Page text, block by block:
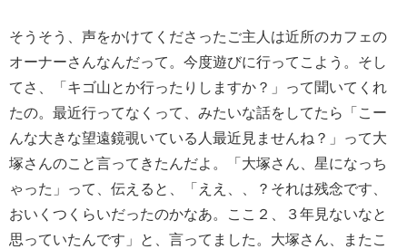
そうそう、声をかけてくださったご主人は近所のカフェの
オーナーさんなんだって。今度遊びに行ってこよう。そし
てさ、「キゴ山とか行ったりしますか？」って聞いてくれ
たの。最近行ってなくって、みたいな話をしてたら「こー
んな大きな望遠鏡覗いている人最近見ませんね？」って大
塚さんのこと言ってきたんだよ。「大塚さん、星になっち
ゃった」って、伝えると、「ええ、、？それは残念です、
おいくつくらいだったのかなあ。ここ２、３年見ないなと
思っていたんです」と、言ってました。大塚さん、またこ